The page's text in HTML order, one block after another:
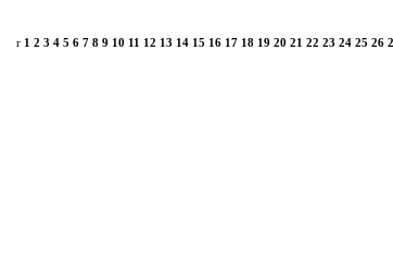
r 1 2 3 4 5 6 7 8 9 10 11 12 13 14 15 16 17 18 19 20 21 22 23 24 25 26